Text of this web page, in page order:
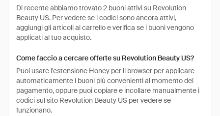
Di recente abbiamo trovato 2 buoni attivi su Revolution
Beauty US. Per vedere se i codici sono ancora attivi,
aggiungi gli articoli al carrello e verifica se i buoni vengono
applicati al tuo acquisto.
Come faccio a cercare offerte su Revolution Beauty US?
Puoi usare l'estensione Honey per il browser per applicare
automaticamente i buoni più convenienti al momento del
pagamento, oppure puoi copiare e incollare manualmente i
codici sul sito Revolution Beauty US per vedere se
funzionano.